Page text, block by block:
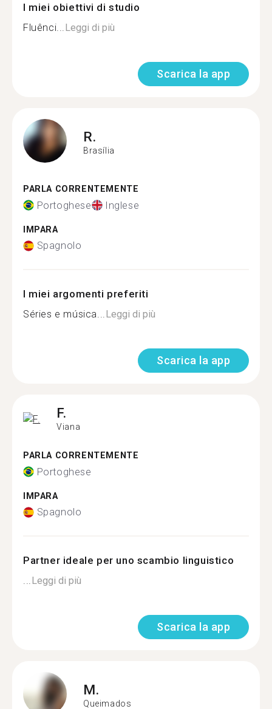
I miei obiettivi di studio
Fluênci...Leggi di più
Scarica la app
R.
Brasília
PARLA CORRENTEMENTE
Portoghese Inglese
IMPARA
Spagnolo
I miei argomenti preferiti
Séries e música...Leggi di più
Scarica la app
F.
Viana
PARLA CORRENTEMENTE
Portoghese
IMPARA
Spagnolo
Partner ideale per uno scambio linguistico
...Leggi di più
Scarica la app
M.
Queimados